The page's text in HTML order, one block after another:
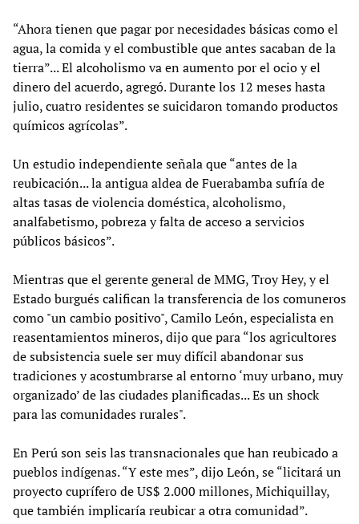
“Ahora tienen que pagar por necesidades básicas como el
agua, la comida y el combustible que antes sacaban de la
tierra”... El alcoholismo va en aumento por el ocio y el
dinero del acuerdo, agregó. Durante los 12 meses hasta
julio, cuatro residentes se suicidaron tomando productos
químicos agrícolas”.
Un estudio independiente señala que “antes de la
reubicación... la antigua aldea de Fuerabamba sufría de
altas tasas de violencia doméstica, alcoholismo,
analfabetismo, pobreza y falta de acceso a servicios
públicos básicos”.
Mientras que el gerente general de MMG, Troy Hey, y el
Estado burgués califican la transferencia de los comuneros
como "un cambio positivo", Camilo León, especialista en
reasentamientos mineros, dijo que para “los agricultores
de subsistencia suele ser muy difícil abandonar sus
tradiciones y acostumbrarse al entorno ‘muy urbano, muy
organizado’ de las ciudades planificadas... Es un shock
para las comunidades rurales".
En Perú son seis las transnacionales que han reubicado a
pueblos indígenas. “Y este mes”, dijo León, se “licitará un
proyecto cuprífero de US$ 2.000 millones, Michiquillay,
que también implicaría reubicar a otra comunidad”.